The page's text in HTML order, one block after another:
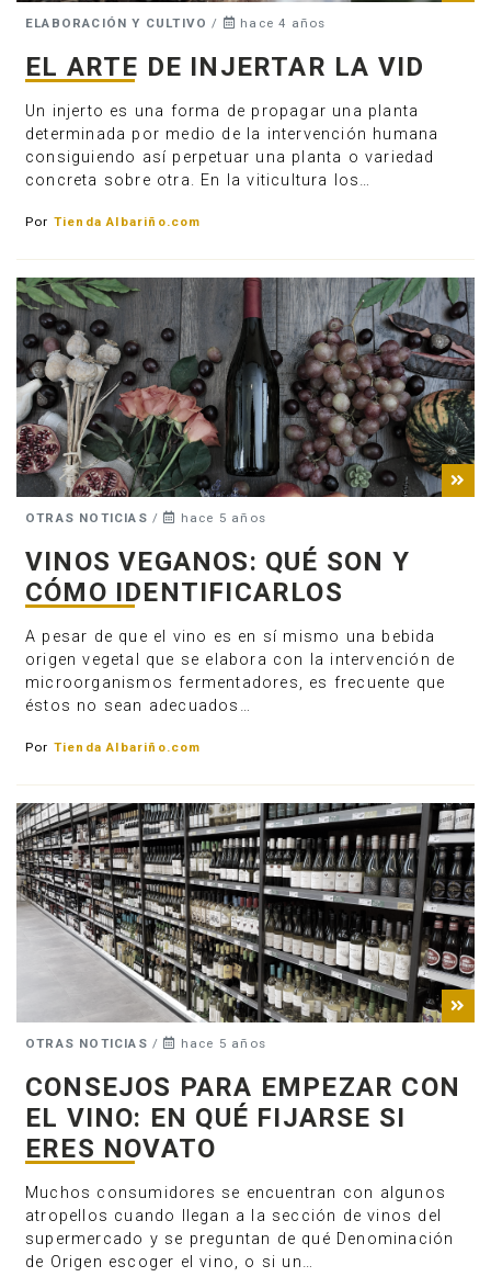
ELABORACIÓN Y CULTIVO / hace 4 años
EL ARTE DE INJERTAR LA VID
Un injerto es una forma de propagar una planta
determinada por medio de la intervención humana
consiguiendo así perpetuar una planta o variedad
concreta sobre otra. En la viticultura los…
Por Tienda Albariño.com
OTRAS NOTICIAS / hace 5 años
VINOS VEGANOS: QUÉ SON Y
CÓMO IDENTIFICARLOS
A pesar de que el vino es en sí mismo una bebida
origen vegetal que se elabora con la intervención de
microorganismos fermentadores, es frecuente que
éstos no sean adecuados…
Por Tienda Albariño.com
OTRAS NOTICIAS / hace 5 años
CONSEJOS PARA EMPEZAR CON
EL VINO: EN QUÉ FIJARSE SI
ERES NOVATO
Muchos consumidores se encuentran con algunos
atropellos cuando llegan a la sección de vinos del
supermercado y se preguntan de qué Denominación
de Origen escoger el vino, o si un…